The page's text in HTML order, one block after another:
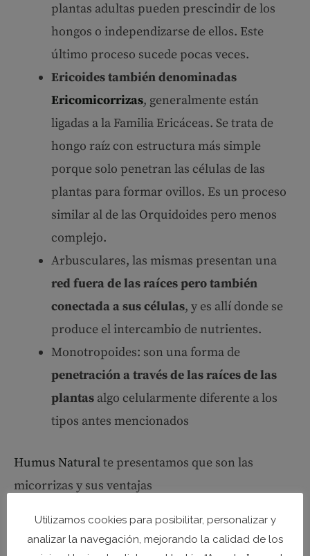
plantas adultas pueden prescindir de los
hongos o independizarse de ellos. Este
último proceso sucede pocas veces.
Ericoides también denominadas
Ericomicorrizas, generalmente están
ligadas a la Familia Ericáceas. Se trata de
hongo raíz con estructura más simple
porque solo penetran las células de las
plantas para formar ovillos. Es un proceso
similar al de las Orquidoides pero menos
complejo.
Arbusculares, las mismas presentan una
red fuera de las raíces pero también
conectada a sus células, y es allí donde se
produce el intercambio de nutrientes.
Monotropoides: son una forma de
penetración a través de las raíces de las
plantas algo celularmente diferente a los
tipos antes mencionados
Humus Naturalte presentamos que son las
micorrizas y sus ventajas
Utilizamos cookies para posibilitar, personalizar y
analizar la navegación, mejorando la calidad de los